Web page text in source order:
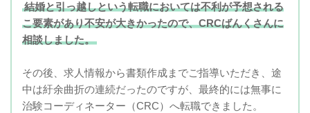
結婚と引っ越しという転職においては不利が予想される
こ要素があり不安が大きかったので、CRCばんくさんに
相談しました。
その後、求人情報から書類作成までご指導いただき、途
中は紆余曲折の連続だったのですが、最終的には無事に
治験コーディネーター（CRC）へ転職できました。